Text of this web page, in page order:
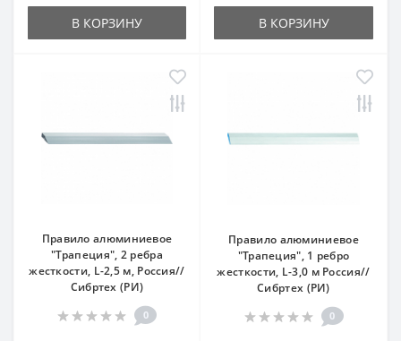
В КОРЗИНУ В КОРЗИНУ
Правило алюминиевое
"Трапеция", 2 ребра
жесткости, L-2,5 м, Россия//
Сибртех (РИ)
0
Правило алюминиевое
"Трапеция", 1 ребро
жесткости, L-3,0 м Россия//
Сибртех (РИ)
0